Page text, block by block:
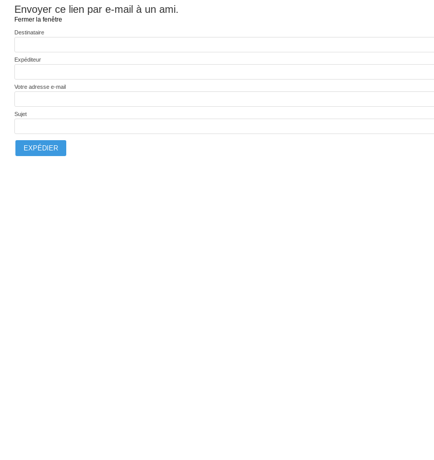
Envoyer ce lien par e-mail à un ami.
Fermer la fenêtre
Destinataire
Expéditeur
Votre adresse e-mail
Sujet
EXPÉDIER